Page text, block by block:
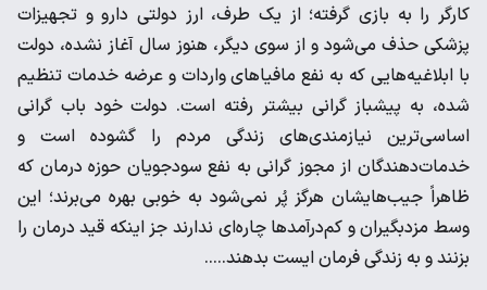
کارگر را به بازی گرفته؛ از یک طرف، ارز دولتی دارو و تجهیزات
پزشکی حذف می‌شود و از سوی دیگر، هنوز سال آغاز نشده، دولت
با ابلاغیه‌هایی که به نفع مافیاهای واردات و عرضه خدمات تنظیم
شده، به پیشباز گرانی بیشتر رفته است. دولت خود باب گرانی
اساسی‌ترین نیازمندی‌های زندگی مردم را گشوده است و
خدمات‌دهندگان از مجوز گرانی به نفع سودجویان حوزه درمان که
ظاهراً جیب‌هایشان هرگز پُر نمی‌شود به خوبی بهره می‌برند؛ این
وسط مزدبگیران و کم‌درآمدها چاره‌ای ندارند جز اینکه قید درمان را
بزنند و به زندگی فرمان ایست بدهند…..